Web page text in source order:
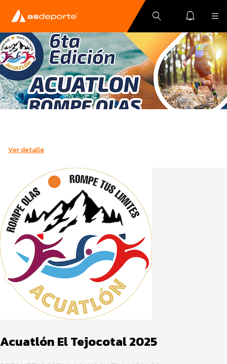
Ver detalle
Acuatlón El Tejocotal 2025